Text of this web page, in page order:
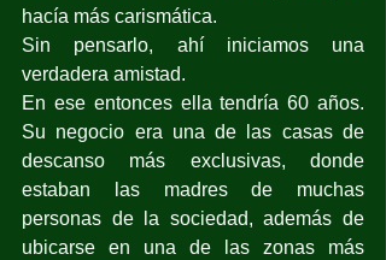
hacía más carismática.
Sin pensarlo, ahí iniciamos una
verdadera amistad.
En ese entonces ella tendría 60 años.
Su negocio era una de las casas de
descanso más exclusivas, donde
estaban las madres de muchas
personas de la sociedad, además de
ubicarse en una de las zonas más